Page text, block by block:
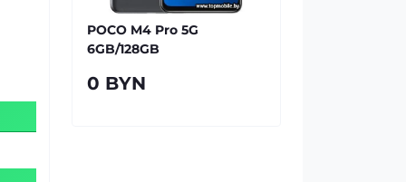
POCO M4 Pro 5G
6GB/128GB
0 BYN